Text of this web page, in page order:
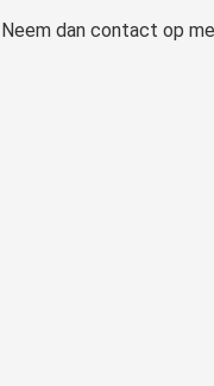
dan contact op